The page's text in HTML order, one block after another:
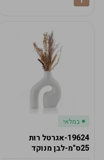
במלאי
19624-אגרטל רות
25ס"מ-לבן מנוקד